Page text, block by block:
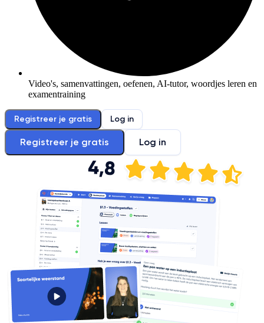
Video's, samenvattingen, oefenen, AI-tutor, woordjes leren en
examentraining
Registreer je gratis Log in
Registreer je gratis Log in